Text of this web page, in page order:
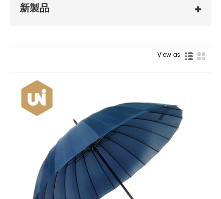
新製品
View as